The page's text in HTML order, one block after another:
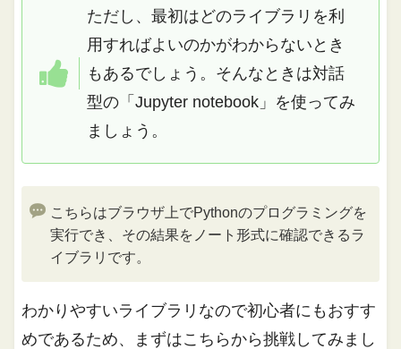
ただし、最初はどのライブラリを利
用すればよいのかがわからないとき
もあるでしょう。そんなときは対話
型の「Jupyter notebook」を使ってみ
ましょう。
こちらはブラウザ上でPythonのプログラミングを
実行でき、その結果をノート形式に確認できるラ
イブラリです。
わかりやすいライブラリなので初心者にもおすす
めであるため、まずはこちらから挑戦してみまし